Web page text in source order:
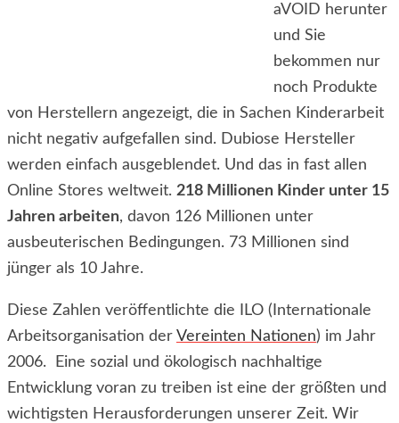
aVOID herunter
und Sie
bekommen nur
noch Produkte
von Herstellern angezeigt, die in Sachen Kinderarbeit
nicht negativ aufgefallen sind. Dubiose Hersteller
werden einfach ausgeblendet. Und das in fast allen
Online Stores weltweit. 218 Millionen Kinder unter 15
Jahren arbeiten, davon 126 Millionen unter
ausbeuterischen Bedingungen. 73 Millionen sind
jünger als 10 Jahre.
Diese Zahlen veröffentlichte die ILO (Internationale
Arbeitsorganisation der Vereinten Nationen) im Jahr
2006. Eine sozial und ökologisch nachhaltige
Entwicklung voran zu treiben ist eine der größten und
wichtigsten Herausforderungen unserer Zeit. Wir